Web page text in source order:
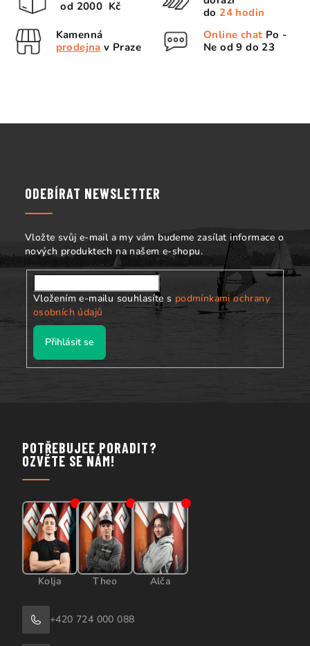
ý
od 2000 Kč
do 24 hodin
Kamenná
prodejna v Praze
Online chat Po -
Ne od 9 do 23
ODEBÍRAT NEWSLETTER
Vložte svůj e-mail a my vám budeme zasílat informace o
nových produktech na našem e-shopu.
Vložením e-mailu souhlasíte s podmínkami ochrany
osobních údajů
Přihlásit se
POTŘEBUJEE PORADIT?
OZVĚTE SE NÁM!
Kolja Theo Alča
+420 724 000 088